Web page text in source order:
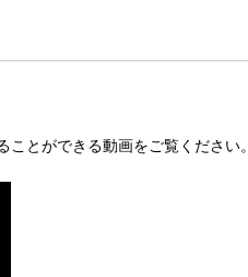
とができる動画をご覧ください。